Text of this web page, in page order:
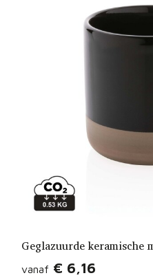
Geglazuurde keramische
vanaf € 6,16